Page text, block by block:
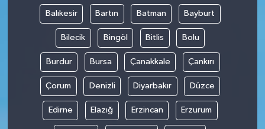
Balıkesir Bartın Batman Bayburt
Bilecik Bingöl Bitlis Bolu
Burdur Bursa Çanakkale Çankırı
Çorum Denizli Diyarbakır Düzce
Edirne Elazığ Erzincan Erzurum